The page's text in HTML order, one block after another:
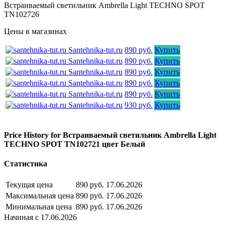
Встраиваемый светильник Ambrella Light TECHNO SPOT
TN102726
Цены в магазинах
Santehnika-tut.ru 890 руб. Купить
Santehnika-tut.ru 890 руб. Купить
Santehnika-tut.ru 890 руб. Купить
Santehnika-tut.ru 890 руб. Купить
Santehnika-tut.ru 890 руб. Купить
Santehnika-tut.ru 930 руб. Купить
Price History for Встраиваемый светильник Ambrella Light
TECHNO SPOT TN102721 цвет Белый
Статистика
Текущая цена 890 руб. 17.06.2026
Максимальная цена 890 руб. 17.06.2026
Минимальная цена 890 руб. 17.06.2026
Начиная с 17.06.2026